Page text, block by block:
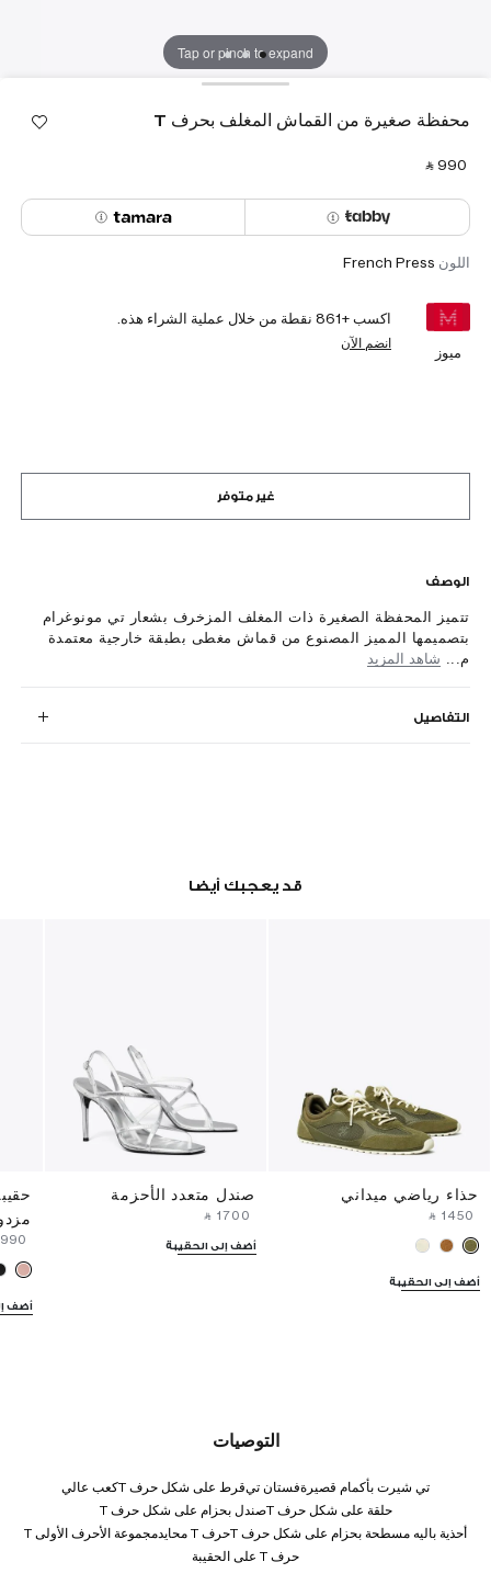
Tap or pinch to expand
محفظة صغيرة من القماش المغلف بحرف T
‎ ⃁ ⁦990⁩ ‎
اللون French Press
ميوز
اكسب +861 نقطة من خلال عملية الشراء هذه.
انضم الآن
غير متوفر
الوصف
تتميز المحفظة الصغيرة ذات المغلف المزخرف بشعار تي مونوغرام
بتصميمها المميز المصنوع من قماش مغطى بطبقة خارجية معتمدة
م... شاهد المزيد
التفاصيل
قد يعجبك أيضا
حذاء رياضي ميداني
‎ ⃁ ⁦1450⁩ ‎
أضف إلى الحقيبة
صندل متعدد الأحزمة
‎ ⃁ ⁦1700⁩ ‎
أضف إلى الحقيبة
أضف
التوصيات
تي شيرت بأكمام قصيرةفستان تيقرط على شكل حرف T
كعب عالي
حلقة على شكل حرف T صندل بحزام على شكل حرف T
أحذية باليه مسطحة بحزام على شكل حرف T
حرف T محايد
مجموعة الأحرف الأولى T
حرف T على الحقيبة